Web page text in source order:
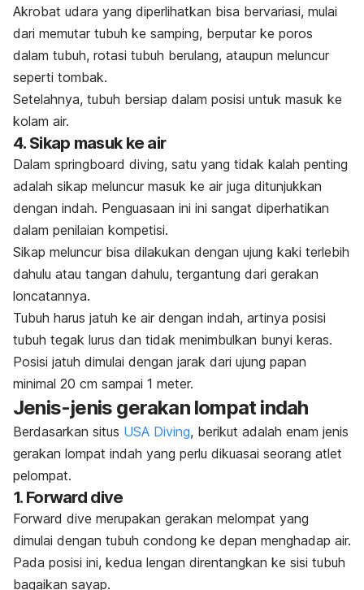
Akrobat udara yang diperlihatkan bisa bervariasi, mulai
dari memutar tubuh ke samping, berputar ke poros
dalam tubuh, rotasi tubuh berulang, ataupun meluncur
seperti tombak.
Setelahnya, tubuh bersiap dalam posisi untuk masuk ke
kolam air.
4. Sikap masuk ke air
Dalam springboard diving, satu yang tidak kalah penting
adalah sikap meluncur masuk ke air juga ditunjukkan
dengan indah. Penguasaan ini ini sangat diperhatikan
dalam penilaian kompetisi.
Sikap meluncur bisa dilakukan dengan ujung kaki terlebih
dahulu atau tangan dahulu, tergantung dari gerakan
loncatannya.
Tubuh harus jatuh ke air dengan indah, artinya posisi
tubuh tegak lurus dan tidak menimbulkan bunyi keras.
Posisi jatuh dimulai dengan jarak dari ujung papan
minimal 20 cm sampai 1 meter.
Jenis-jenis gerakan lompat indah
Berdasarkan situs USA Diving, berikut adalah enam jenis
gerakan lompat indah yang perlu dikuasai seorang atlet
pelompat.
1. Forward dive
Forward dive merupakan gerakan melompat yang
dimulai dengan tubuh condong ke depan menghadap air.
Pada posisi ini, kedua lengan direntangkan ke sisi tubuh
bagaikan sayap.